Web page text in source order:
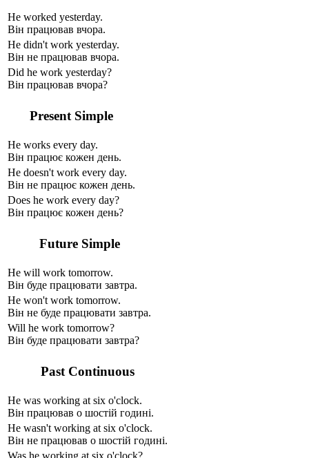
He worked yesterday.
Він працював вчора.
He didn't work yesterday.
Він не працював вчора.
Did he work yesterday?
Він працював вчора?
Present Simple
He works every day.
Він працює кожен день.
He doesn't work every day.
Він не працює кожен день.
Does he work every day?
Він працює кожен день?
Future Simple
He will work tomorrow.
Він буде працювати завтра.
He won't work tomorrow.
Він не буде працювати завтра.
Will he work tomorrow?
Він буде працювати завтра?
Past Continuous
He was working at six o'clock.
Він працював о шостій годині.
He wasn't working at six o'clock.
Він не працював о шостій годині.
Was he working at six o'clock?